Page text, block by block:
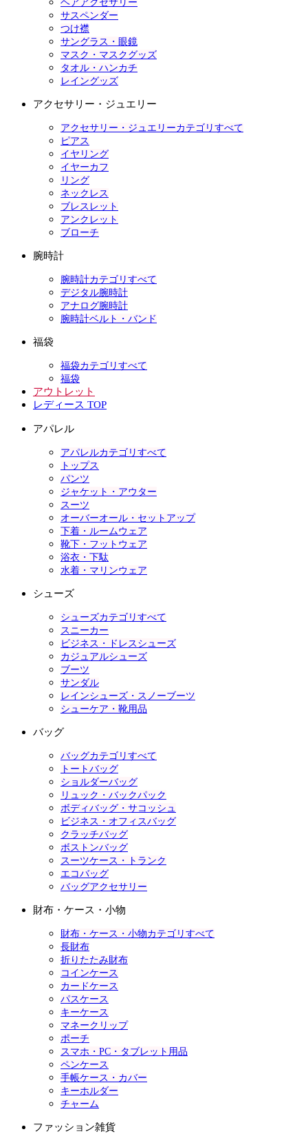
ヘアアクセサリー
サスペンダー
つけ襟
サングラス・眼鏡
マスク・マスクグッズ
タオル・ハンカチ
レイングッズ
アクセサリー・ジュエリー
アクセサリー・ジュエリーカテゴリすべて
ピアス
イヤリング
イヤーカフ
リング
ネックレス
ブレスレット
アンクレット
ブローチ
腕時計
腕時計カテゴリすべて
デジタル腕時計
アナログ腕時計
腕時計ベルト・バンド
福袋
福袋カテゴリすべて
福袋
アウトレット
レディース TOP
アパレル
アパレルカテゴリすべて
トップス
パンツ
ジャケット・アウター
スーツ
オーバーオール・セットアップ
下着・ルームウェア
靴下・フットウェア
浴衣・下駄
水着・マリンウェア
シューズ
シューズカテゴリすべて
スニーカー
ビジネス・ドレスシューズ
カジュアルシューズ
ブーツ
サンダル
レインシューズ・スノーブーツ
シューケア・靴用品
バッグ
バッグカテゴリすべて
トートバッグ
ショルダーバッグ
リュック・バックパック
ボディバッグ・サコッシュ
ビジネス・オフィスバッグ
クラッチバッグ
ボストンバッグ
スーツケース・トランク
エコバッグ
バッグアクセサリー
財布・ケース・小物
財布・ケース・小物カテゴリすべて
長財布
折りたたみ財布
コインケース
カードケース
パスケース
キーケース
マネークリップ
ポーチ
スマホ・PC・タブレット用品
ペンケース
手帳ケース・カバー
キーホルダー
チャーム
ファッション雑貨